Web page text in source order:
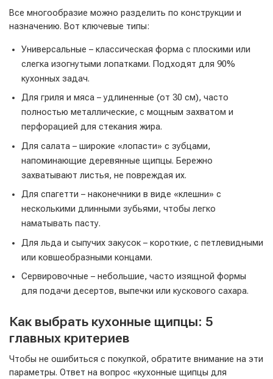
Все многообразие можно разделить по конструкции и
назначению. Вот ключевые типы:
Универсальные – классическая форма с плоскими или
слегка изогнутыми лопатками. Подходят для 90%
кухонных задач.
Для гриля и мяса – удлиненные (от 30 см), часто
полностью металлические, с мощным захватом и
перфорацией для стекания жира.
Для салата – широкие «лопасти» с зубцами,
напоминающие деревянные щипцы. Бережно
захватывают листья, не повреждая их.
Для спагетти – наконечники в виде «клешни» с
несколькими длинными зубьями, чтобы легко
наматывать пасту.
Для льда и сыпучих закусок – короткие, с петлевидными
или ковшеобразными концами.
Сервировочные – небольшие, часто изящной формы
для подачи десертов, выпечки или кускового сахара.
Как выбрать кухонные щипцы: 5
главных критериев
Чтобы не ошибиться с покупкой, обратите внимание на эти
параметры. Ответ на вопрос «кухонные щипцы для